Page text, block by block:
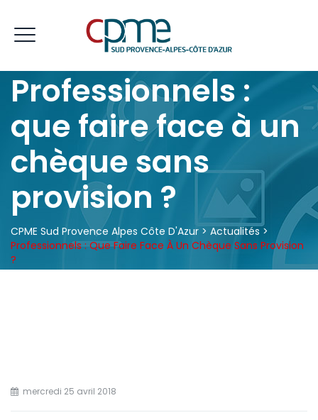
Professionnels :
que faire face à un
chèque sans
provision ?
CPME Sud Provence Alpes Côte D'Azur > Actualités >
Professionnels : Que Faire Face À Un Chèque Sans Provision
?
mercredi 25 avril 2018